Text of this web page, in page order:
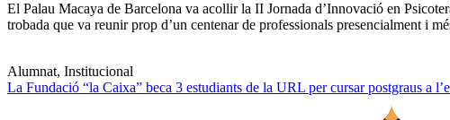
El Palau Macaya de Barcelona va acollir la II Jornada d’Innovació en
trobada que va reunir prop d’un centenar de professionals presencialment i
Alumnat, Institucional
La Fundació “la Caixa” beca 3 estudiants de la URL per cursar postgraus a